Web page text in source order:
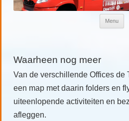
Menu
Waarheen nog meer
Van de verschillende Offices de
een map met daarin folders en
uiteenlopende activiteiten en
afleggen.